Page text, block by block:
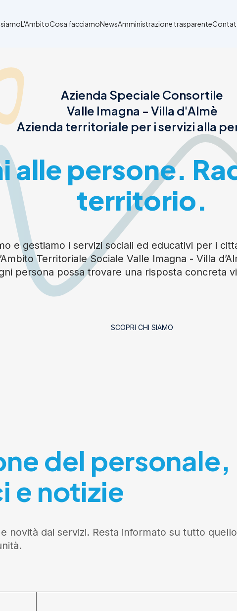
L'AmbitoCosa facciamoNewsAmministrazione trasparente
Azienda Speciale Consortile
Valle Imagna - Villa d'Almè
Azienda territoriale per i servizi alla
alle persone.
territorio.
e gestiamo i servizi sociali ed educativi per i
Territoriale Sociale Valle Imagna - Villa
persona possa trovare una risposta concreta
SCOPRI CHI SIAMO
del personale,
e notizie
novità dai servizi. Resta informato su tutto quello